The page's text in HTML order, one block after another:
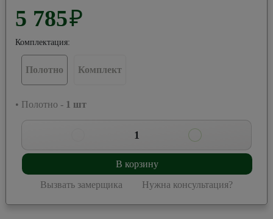
5 785₽
Комплектация:
Полотно Комплект
• Полотно - 1 шт
1
В корзину
Вызвать замерщика Нужна консультация?